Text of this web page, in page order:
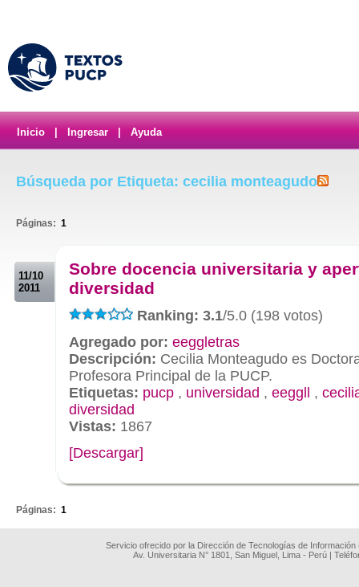
Inicio Ingresar Ayuda
Búsqueda por Etiqueta: cecilia monteagudo
Páginas: 1
11/10
2011
Sobre docencia universitaria y
diversidad
Ranking: 3.1/5.0 (198 votos)
Agregado por: eeggletras
Descripción: Cecilia Monteagudo es
Profesora Principal de la PUCP.
Etiquetas: pucp , universidad , eeggll ,
diversidad
Vistas: 1867
[Descargar]
Páginas: 1
Servicio ofrecido por la Dirección de Tecnologías de
Av. Universitaria N° 1801, San Miguel, Lima - Perú |